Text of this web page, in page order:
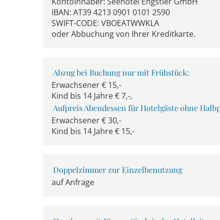
IBAN: AT39 4213 0901 0101 2590
SWIFT-CODE: VBOEATWWKLA
oder Abbuchung von Ihrer Kreditkarte.
Abzug bei Buchung nur mit Frühstück:
Erwachsener € 15,-
Kind bis 14 Jahre € 7,-,
Aufpreis Abendessen für Hotelgäste ohne
Erwachsener € 30,-
Kind bis 14 Jahre € 15,-
Doppelzimmer zur Einzelbenutzung
auf Anfrage